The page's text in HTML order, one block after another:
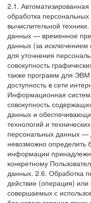
2.1.
обработка
вычислительной техники.
данных — временное
данных (за исключением
для уточнения
совокупность
также программ для
доступность в сети
Информационная
совокупность
данных и
технологий и
персональных данных —
невозможно определить
информации
конкретному
данных. 2.6. Обработка
действие (операция) или
совершаемых с